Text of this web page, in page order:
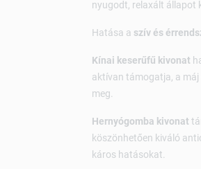
nyugodt, relaxált állapot
Hatása a szív és
Kínai keserűfű kivonat
aktívan támogatja, a máj
meg.
Hernyógomba kivonat
köszönhetően kiváló
káros hatásokat.